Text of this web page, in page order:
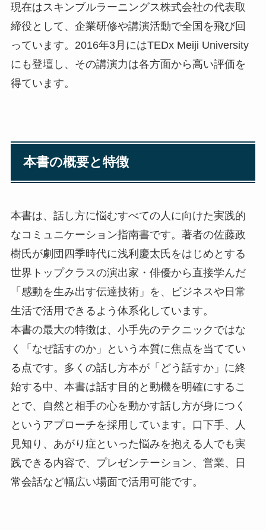
現在はスキンブルラーニングス株式会社の代表取
締役として、企業研修や講演活動で全国を飛び回
っています。2016年3月にはTEDx Meiji University
にも登壇し、その講演力は各方面から高い評価を
得ています。
本書の概要と特徴
本書は、話し方に悩むすべての人に向けた実践的
なコミュニケーション指南書です。著者の佐藤政
樹氏が劇団四季時代に浅利慶太氏をはじめとする
世界トップクラスの演出家・俳優から直接学んだ
「感動を生み出す伝達技術」を、ビジネスや日常
生活で活用できるよう体系化しています。
本書の最大の特徴は、小手先のテクニックではな
く「なぜ話すのか」という本質に焦点を当ててい
る点です。多くの話し方本が「どう話すか」に終
始する中、本書は話す目的と動機を明確にするこ
とで、自然と相手の心を動かす話し方が身につく
というアプローチを採用しています。口下手、人
見知り、あがり症といった悩みを抱える人でも実
践できる内容で、プレゼンテーション、営業、日
常会話など幅広い場面で活用可能です。